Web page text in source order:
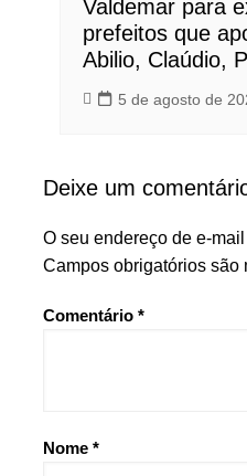
Valdemar para
prefeitos que
Abilio, Claúdio,
5 de agosto de
Deixe um
O seu endereço de e-
Campos obrigatórios são
Comentário *
Nome *